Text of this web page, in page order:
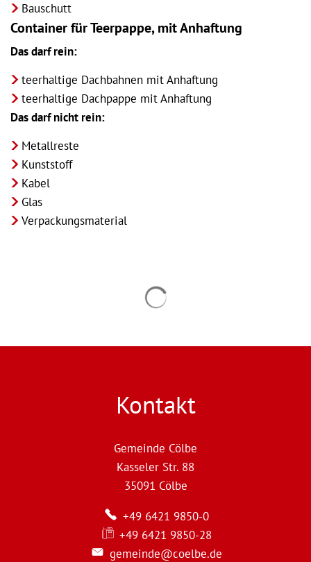
Bauschutt
Container für Teerpappe, mit Anhaftung
Das darf rein:
teerhaltige Dachbahnen mit Anhaftung
teerhaltige Dachpappe mit Anhaftung
Das darf nicht rein:
Metallreste
Kunststoff
Kabel
Glas
Verpackungsmaterial
Kontakt
Gemeinde Cölbe
Kasseler Str. 88
35091 Cölbe
+49 6421 9850-0
+49 6421 9850-28
gemeinde@coelbe.de